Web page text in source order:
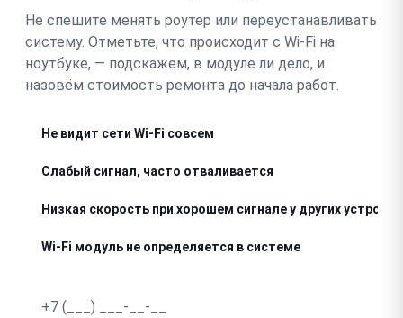
Не спешите менять роутер или переустанавливать
систему. Отметьте, что происходит с Wi-Fi на
ноутбуке, — подскажем, в модуле ли дело, и
назовём стоимость ремонта до начала работ.
Не видит сети Wi-Fi совсем
Слабый сигнал, часто отваливается
Низкая скорость при хорошем сигнале у других
Wi-Fi модуль не определяется в системе